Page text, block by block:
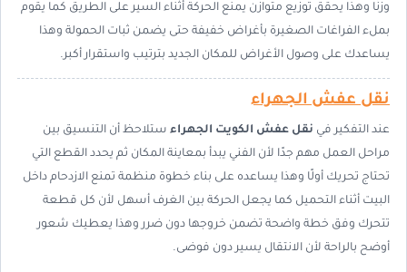
وزنًا وهذا يحقق توزيع متوازن يمنع الحركة أثناء السير على الطريق كما يقوم
بملء الفراغات الصغيرة بأغراض خفيفة حتى يضمن ثبات الحمولة وهذا
يساعدك على وصول الأغراض للمكان الجديد بترتيب واستقرار أكبر.
نقل عفش الجهراء
عند التفكير في نقل عفش الكويت الجهراء ستلاحظ أن التنسيق بين
مراحل العمل مهم جدًا لأن الفني يبدأ بمعاينة المكان ثم يحدد القطع التي
تحتاج تحريك أولًا وهذا يساعده على بناء خطوة منظمة تمنع الازدحام داخل
البيت أثناء التحميل كما يجعل الحركة بين الغرف أسهل لأن كل قطعة
تتحرك وفق خطة واضحة تضمن خروجها دون ضرر وهذا يعطيك شعور
أوضح بالراحة لأن الانتقال يسير دون فوضى.